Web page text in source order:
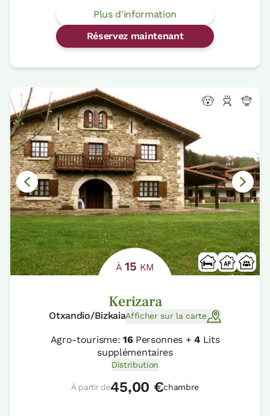
Plus d'information
Réservez maintenant
À15 KM
Kerizara
Otxandio/BizkaiaAfficher sur la carte
Agro-tourisme: 16Personnes +4Lits
supplémentaires
Distribution
À partir de45,00 €chambre